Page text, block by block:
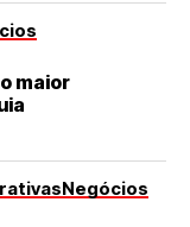
maior
Negócios